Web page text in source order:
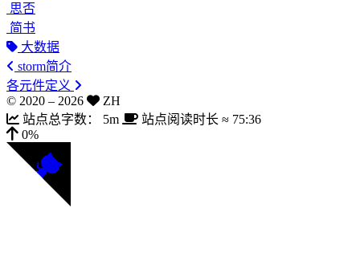
思否
简书
大数据
storm简介
各元件定义
© 2020 – 2026
ZH
站点总字数：
5m 站点阅读时长 ≈ 75:36
0%